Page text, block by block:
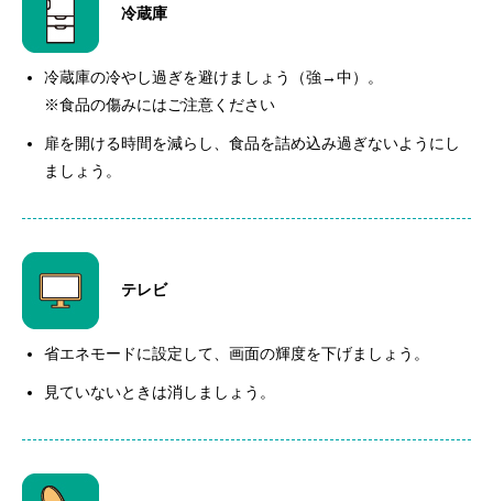
冷蔵庫
冷蔵庫の冷やし過ぎを避けましょう（強→中）。
※食品の傷みにはご注意ください
扉を開ける時間を減らし、食品を詰め込み過ぎないようにし
ましょう。
テレビ
省エネモードに設定して、画面の輝度を下げましょう。
見ていないときは消しましょう。